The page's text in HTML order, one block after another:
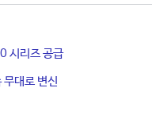
시리즈 공급
대로 변신